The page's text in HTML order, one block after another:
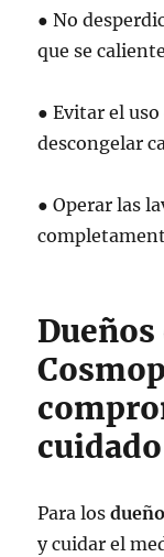
● No
que se
● Evitar el
descongelar
● Operar las
Dueños
Para los
y cuidar el